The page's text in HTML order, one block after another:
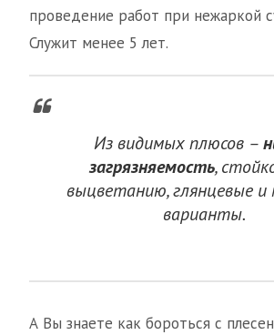
проведение работ при нежаркой
Служит менее 5 лет.
Из видимых плюсов –
загрязняемость,
выцветанию, глянцевые
варианты.
А Вы знаете как бороться с